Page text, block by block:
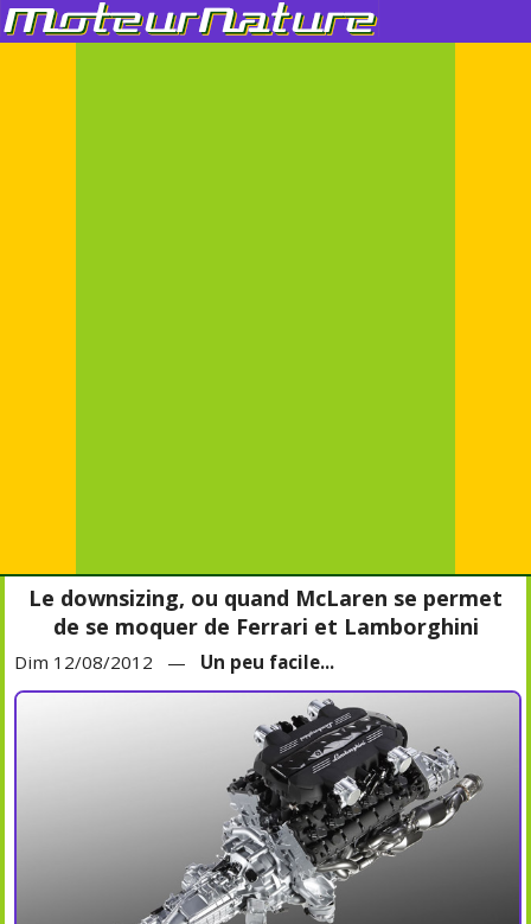
Le downsizing, ou quand McLaren se permet
de se moquer de Ferrari et Lamborghini
Dim 12/08/2012 — Un peu facile...